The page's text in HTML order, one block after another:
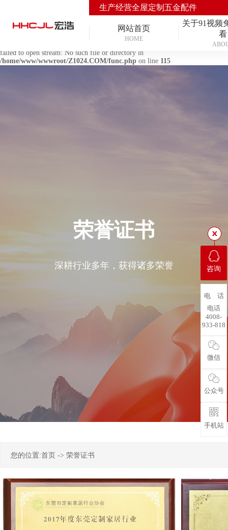
: mkdir(): No space left on device in
/home/www/wwwroot/Z1024.COM/func.php
file_put_contents(./cachefile_yuan/jnrxzs120.com/cache/7c/07cdf/f8f6b.html):
failed to open stream: No such file or directory in
/home/www/wwwroot/Z1024.COM/func.php on line 115
生产经营全屋定制五金配件
网站首页
HOME
关于91视频
看
荣誉证书
深耕行业多年，获得诸多荣誉
您的位置:首页 -> 荣誉证书
咨询
电 话
电话
4008-
933-818
微信
公众号
手机站